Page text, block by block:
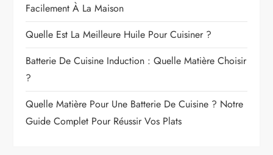
Facilement À La Maison
Quelle Est La Meilleure Huile Pour Cuisiner ?
Batterie De Cuisine Induction : Quelle Matière Choisir
?
Quelle Matière Pour Une Batterie De Cuisine ? Notre
Guide Complet Pour Réussir Vos Plats